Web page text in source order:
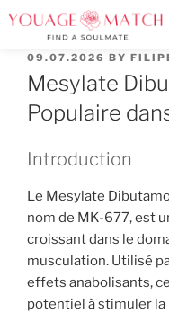
09.07.2026 BY
Mesylate
Populaire
Introduction
Le Mesylate
nom de MK-677, est
croissant dans le
musculation. Utilisé
effets anabolisants,
potentiel à stimuler la